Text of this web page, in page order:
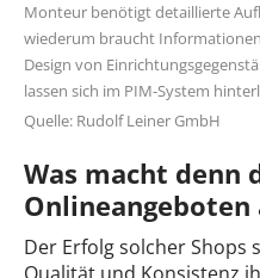
Monteur benötigt detaillierte
wiederum braucht
Design von
lassen sich im PIM-System
Quelle: Rudolf Leiner GmbH
Was macht denn
Onlineangeboten
Der Erfolg solcher